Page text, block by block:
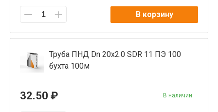
В корзину
Труба ПНД Dn 20х2.0 SDR 11 ПЭ 100
бухта 100м
32.50 ₽ В наличии